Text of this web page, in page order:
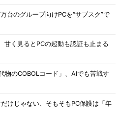
台のグループ向けPCを“サブスク”で
く見るとPCの起動も認証も止まる
物のCOBOLコード」、AIでも苦戦す
けじゃない、そもそもPC保護は「年